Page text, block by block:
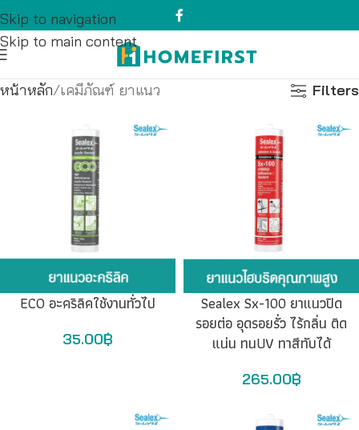
Skip to navigation
Skip to main content
หน้าหลัก เคมีภัณฑ์ ยาแนว Filters
ECO อะคริลิคใช้งานทั่วไป
35.00฿
Sealex Sx-100 ยาแนวปิด
รอยต่อ อุดรอยรั่ว ไร้กลิ่น ติด
แน่น ทนUV ทาสีทับได้
265.00฿